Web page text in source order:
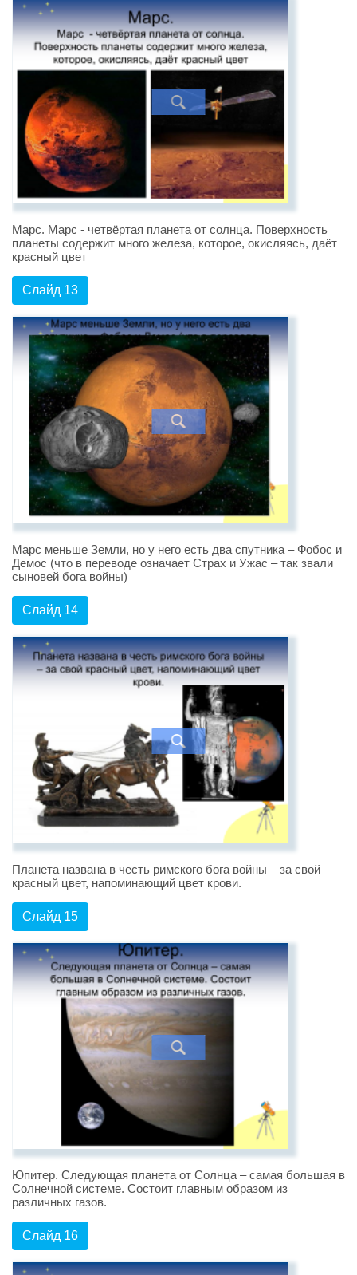
Марс. Марс - четвёртая планета от солнца. Поверхность
планеты содержит много железа, которое, окисляясь, даёт
красный цвет
Слайд 13
Марс меньше Земли, но у него есть два спутника – Фобос и
Демос (что в переводе означает Страх и Ужас – так звали
сыновей бога войны)
Слайд 14
Планета названа в честь римского бога войны – за свой
красный цвет, напоминающий цвет крови.
Слайд 15
Юпитер. Следующая планета от Солнца – самая большая в
Солнечной системе. Состоит главным образом из
различных газов.
Слайд 16